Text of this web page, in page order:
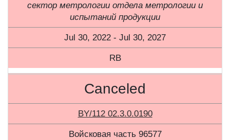
сектор метрологии отдела метрологии и
испытаний продукции
Jul 30, 2022 - Jul 30, 2027
RB
Canceled
BY/112 02.3.0.0190
Войсковая часть 96577